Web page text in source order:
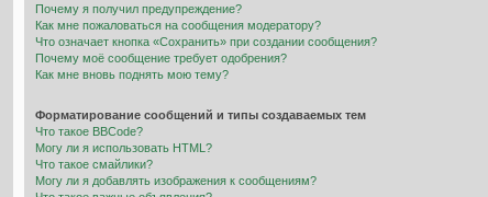
Почему я получил предупреждение?
Как мне пожаловаться на сообщения модератору?
Что означает кнопка «Сохранить» при создании сообщения?
Почему моё сообщение требует одобрения?
Как мне вновь поднять мою тему?
Форматирование сообщений и типы создаваемых тем
Что такое BBCode?
Могу ли я использовать HTML?
Что такое смайлики?
Могу ли я добавлять изображения к сообщениям?